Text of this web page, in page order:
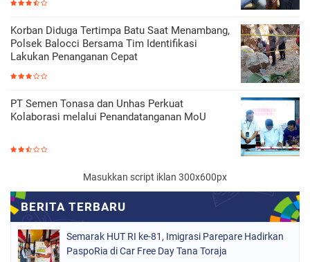
Korban Diduga Tertimpa Batu Saat Menambang,
Polsek Balocci Bersama Tim Identifikasi
Lakukan Penanganan Cepat
PT Semen Tonasa dan Unhas Perkuat
Kolaborasi melalui Penandatanganan MoU
Masukkan script iklan 300x600px
Semarak HUT RI ke-81, Imigrasi Parepare Hadirkan
PaspoRia di Car Free Day Tana Toraja